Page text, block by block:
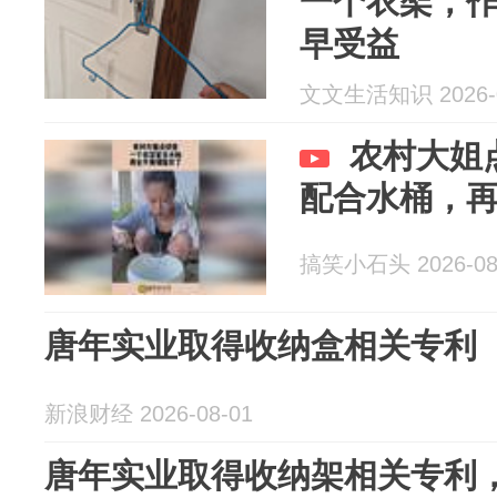
早受益
文文生活知识
农村大姐
配合水桶，
搞笑小石头 2026-
唐年实业取得收纳盒相关专利
新浪财经 2026-08-01
唐年实业取得收纳架相关专利